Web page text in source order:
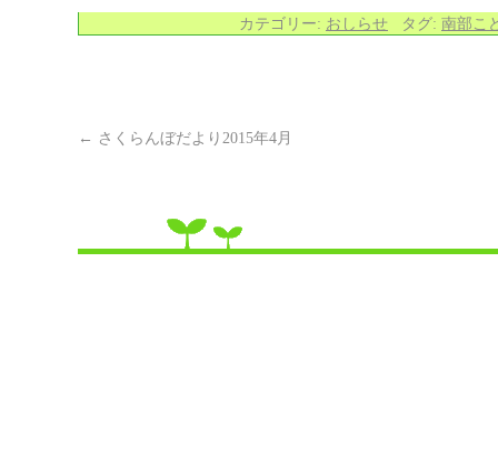
カテゴリー: おしらせ タグ: 南部こ
← さくらんぼだより2015年4月